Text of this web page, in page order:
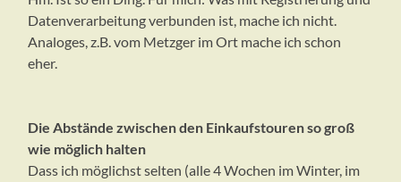
Datenverarbeitung verbunden ist, mache ich nicht.
Analoges, z.B. vom Metzger im Ort mache ich schon
eher.
Die Abstände zwischen den Einkaufstouren so groß
wie möglich halten
Dass ich möglichst selten (alle 4 Wochen im Winter, im